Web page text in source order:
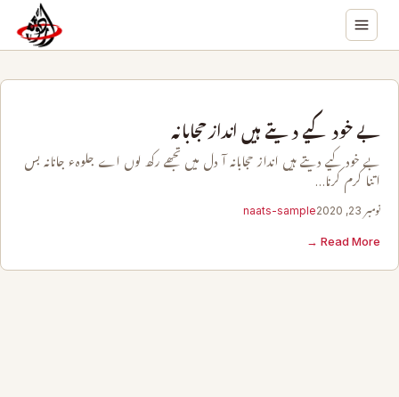
بے خود کیے دیتے ہیں انداز حجابانہ
بے خود کیے دیتے ہیں انداز حجابانہ آ دل میں تجھے رکھ لوں اے جلوہء جانانہ بس
اتنا کرم کرنا…
نومبر 23, 2020 naats-sample
Read More →